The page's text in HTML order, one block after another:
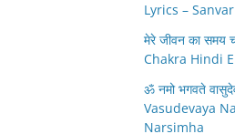
Lyrics –
मेरे जीवन का
Chakra Hindi
ॐ नमो भगवते
Vasudevaya
Narsimha